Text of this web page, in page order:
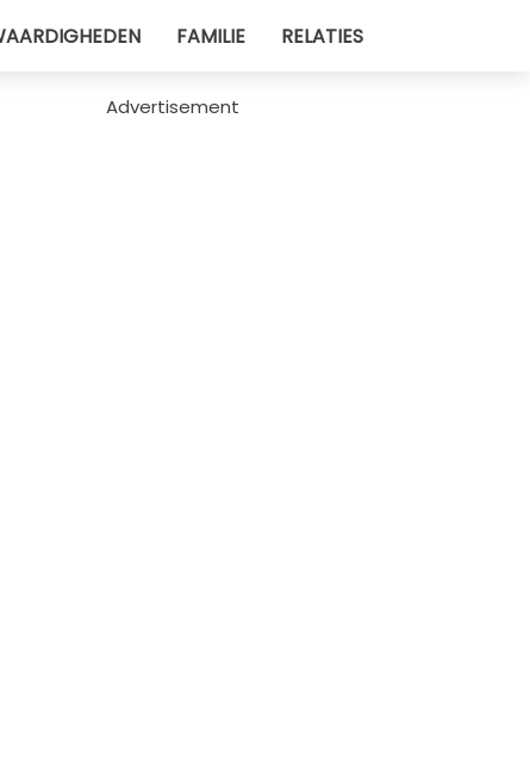
FAMILIE RELATIES
Advertisement